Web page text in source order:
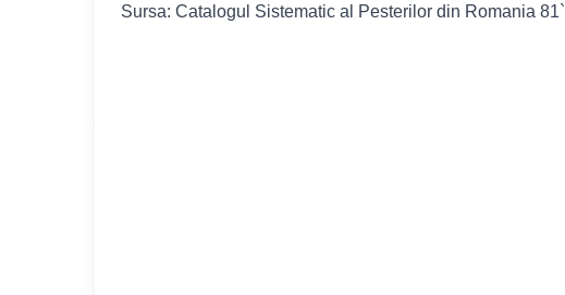
Sursa: Catalogul Sistematic al Pesterilor din Romania 81`